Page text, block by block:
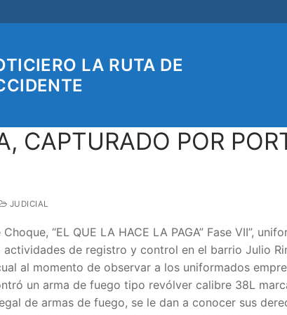
LA RUTA DE
CAPTURADO POR
JUDICIAL
“EL QUE LA HACE LA PAGA” Fase VII”,
de registro y control en el barrio Julio
al momento de observar a los uniformados
un arma de fuego tipo revólver calibre 38L
de armas de fuego, se le dan a conocer sus